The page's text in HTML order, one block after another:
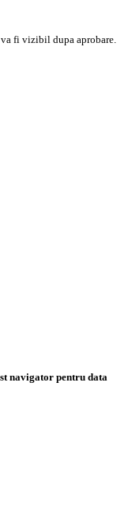
fi vizibil dupa aprobare.
navigator pentru data